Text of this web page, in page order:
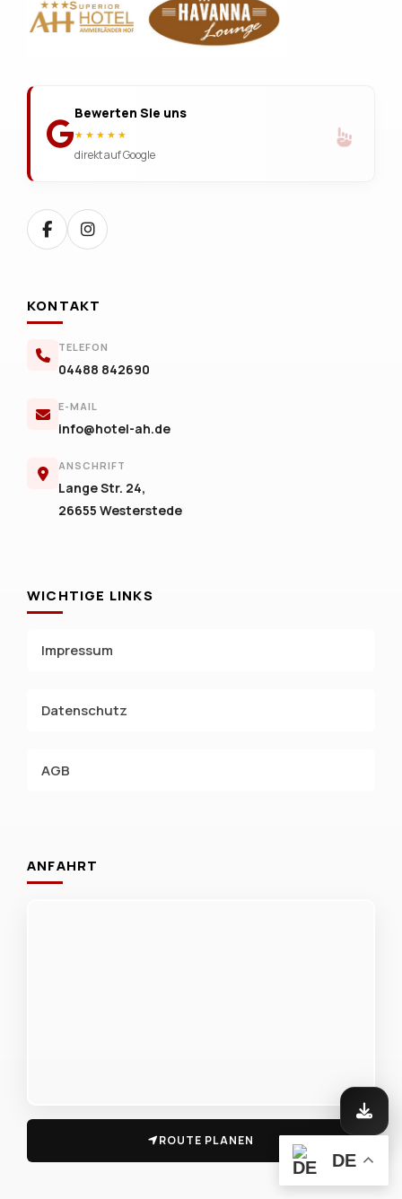
Bewerten Sie uns
★★★★★
direkt auf Google
KONTAKT
TELEFON
04488 842690
E-MAIL
info@hotel-ah.de
ANSCHRIFT
Lange Str. 24,
26655 Westerstede
WICHTIGE LINKS
Impressum
Datenschutz
AGB
ANFAHRT
ROUTE PLANEN
DE